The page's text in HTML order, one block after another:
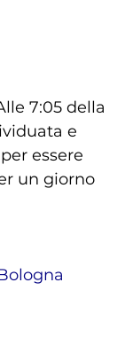
7:05 della
e
essere
un giorno